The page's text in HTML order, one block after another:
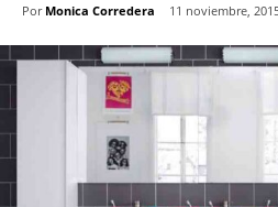
Por Monica Corredera 11 noviembre,